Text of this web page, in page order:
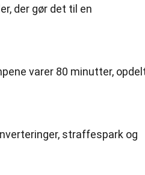
der gør det til en
varer 80 minutter,
straffespark og